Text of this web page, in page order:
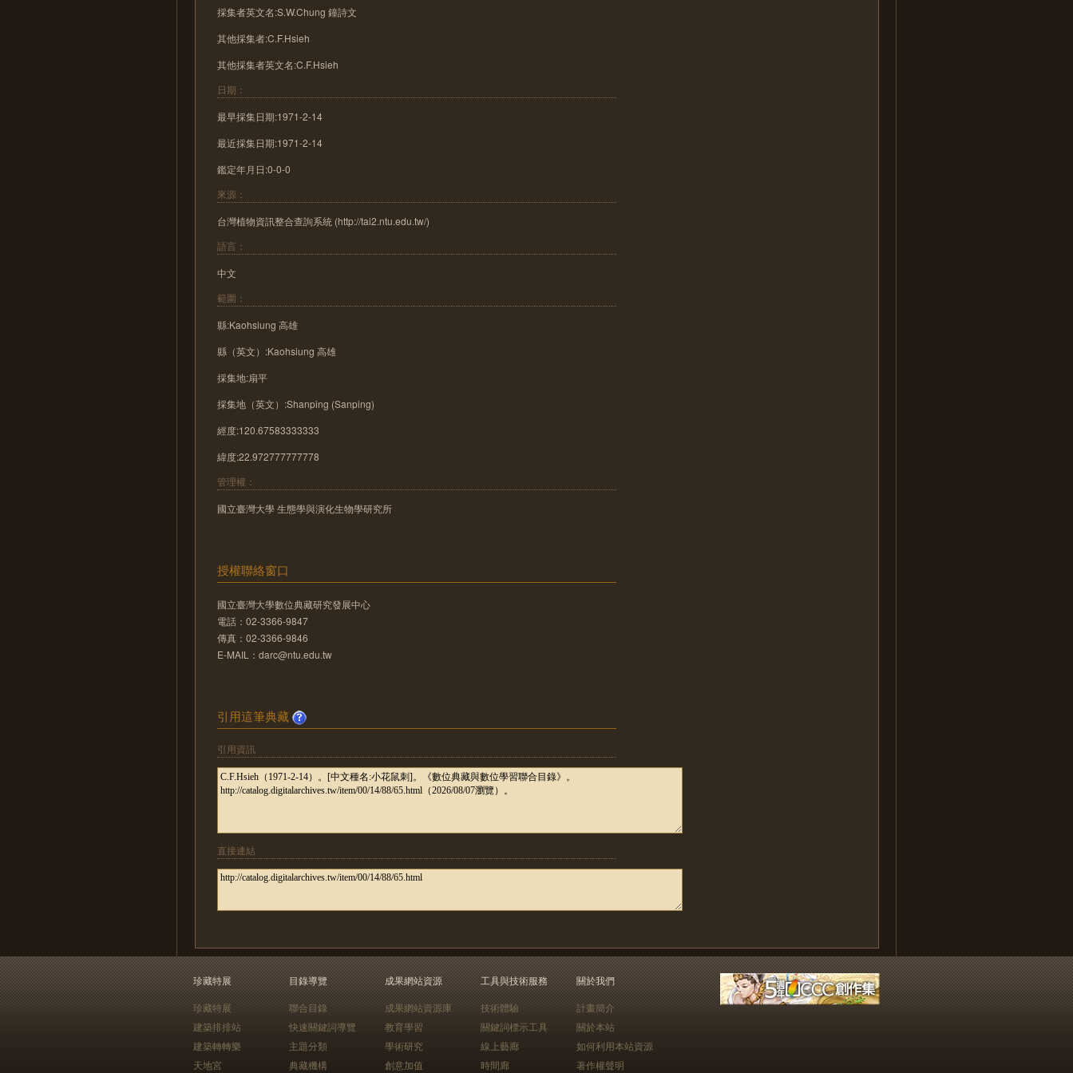
採集者英文名:S.W.Chung 鐘詩文
其他採集者:C.F.Hsieh
其他採集者英文名:C.F.Hsieh
日期：
最早採集日期:1971-2-14
最近採集日期:1971-2-14
鑑定年月日:0-0-0
來源：
台灣植物資訊整合查詢系統 (http://tai2.ntu.edu.tw/)
語言：
中文
範圍：
縣:Kaohsiung 高雄
縣（英文）:Kaohsiung 高雄
採集地:扇平
採集地（英文）:Shanping (Sanping)
經度:120.67583333333
緯度:22.972777777778
管理權：
國立臺灣大學 生態學與演化生物學研究所
授權聯絡窗口
國立臺灣大學數位典藏研究發展中心
電話：02-3366-9847
傳真：02-3366-9846
E-MAIL：darc@ntu.edu.tw
引用這筆典藏
引用資訊
直接連結
珍藏特展
珍藏特展
建築排排站
建築轉轉樂
天地宮
目錄導覽
聯合目錄
快速關鍵詞導覽
主題分類
典藏機構
成果網站資源
成果網站資源庫
教育學習
學術研究
創意加值
工具與技術服務
技術體驗
關鍵詞標示工具
線上藝廊
時間廊
關於我們
計畫簡介
關於本站
如何利用本站資源
著作權聲明